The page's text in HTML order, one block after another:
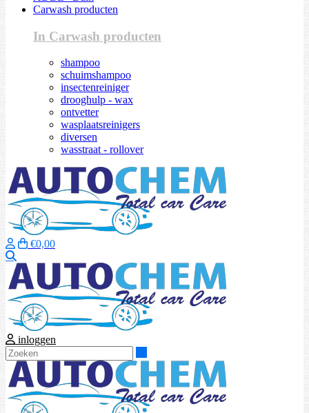
Carwash producten
In Carwash producten
shampoo
schuimshampoo
insectenreiniger
drooghulp - wax
ontvetter
wasplaatsreinigers
diversen
wasstraat - rollover
€0,00
inloggen